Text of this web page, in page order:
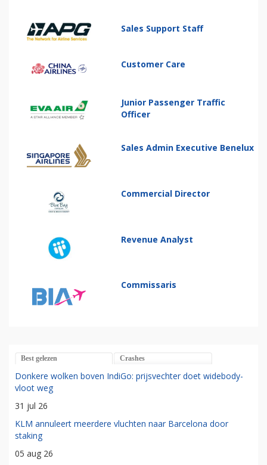
Sales Support Staff
Customer Care
Junior Passenger Traffic
Officer
Sales Admin Executive Benelux
Commercial Director
Revenue Analyst
Commissaris
Best gelezen Crashes
Donkere wolken boven IndiGo: prijsvechter doet widebody-
vloot weg
31 jul 26
KLM annuleert meerdere vluchten naar Barcelona door
staking
05 aug 26